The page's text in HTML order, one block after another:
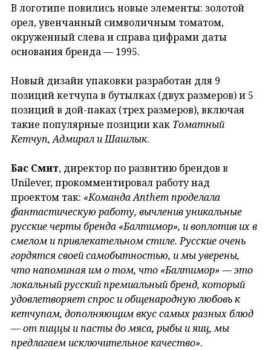
В логотипе повились новые элементы: золотой
орел, увенчанный символичным томатом,
окруженный слева и справа цифрами даты
основания бренда — 1995.
Новый дизайн упаковки разработан для 9
позиций кетчупа в бутылках (двух размеров) и 5
позиций в дой-паках (трех размеров), включая
такие популярные позиции как Томатный
Кетчуп, Адмирал и Шашлык.
Бас Смит, директор по развитию брендов в
Unilever, прокомментировал работу над
проектом так: «Команда Anthem проделала
фантастическую работу, вычленив уникальные
русские черты бренда «Балтимор», и воплотив их в
смелом и привлекательном стиле. Русские очень
гордятся своей самобытностью, и мы уверены,
что напоминая им о том, что «Балтимор» — это
локальный русский премиальный бренд, который
удовлетворяет спрос и общенародную любовь к
кетчупам, дополняющим вкус самых разных блюд
— от пиццы и пасты до мяса, рыбы и яиц, мы
предлагаем исключительное качество».